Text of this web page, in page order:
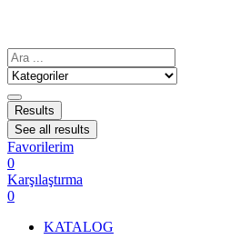
Results
See all results
Favorilerim
0
Karşılaştırma
0
KATALOG